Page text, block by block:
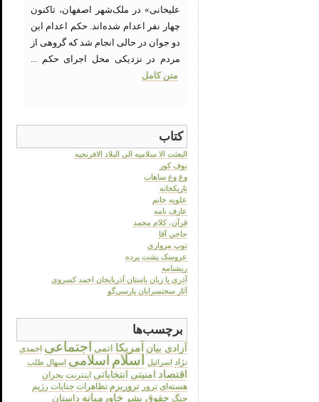
علیخانی» در ملک‌شهر اصفهان، تاکنون
چهار نفر اعدام شده‌اند. حکم اعدام این
دو جوان در حالی انجام شد که گروهی از
مردم در نزدیکی محل اجرای حکم ...
متن کامل
کتاب
البعثت الا سلامیه الی البلاد الافرنجیه
بوف کور
وغ وغ ساهاب
تاریکخانه
علویه خانم
عارف نامه
قرآن، کلام محمد
حاجی آقا
توپ مرواری
عروسک پشت پرده
ریشنامه
آذری یا زبان باستان آذربایجان احمد کسروی
آثار سخنسرایان پارسی‌گو
برچسب‌ها
آزادی بیان آمریکا اتمی اجتماعی احمدی
نژاد اسرائیل اسلام اسلامی اسهال طلب
اقتصاد امنیتی انتخاباتی اینترنت بحران
هسته‌ای ترور تروریزم تظاهرات جنایات رژیم
جنگ حقوق بشر خاورمیانه داستان